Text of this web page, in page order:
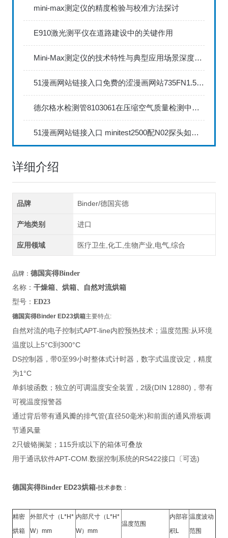
mini-max测定仪的精度检验与校准方法探讨
E910激光测平仪在道路建设中的关键作用
Mini-Max测定仪的技术特性与典型应用场景深度解读
51漫画网站链接入口免费的涩漫画网站735FN1.5正确的校准步骤
德尔格水检测管8103061在压缩空气质量检测中的应用
51漫画网站链接入口 minitest2500配N02探头如何两点校准？
详细介绍
品牌 Binder/德国宾德
产地类别 进口
应用领域 医疗卫生,化工,生物产业,电气,综合
品牌： 德国宾得Binder
名称： 干燥箱、烘箱、自然对流烘箱
型号： ED23
德国宾得Binder ED23烘箱主要特点:
自然对流的电子控制式APT-line内腔预热技术；温度范围:从环境
温度以上5°C到300°C
DS控制器，带0至99小时整体式计时器，数字式温度设定，精度
为1°C
单斜坡函数；独立的可调温度安全装置，2级(DIN 12880)，带有
可视温度报警器
通过背后带有通风瓣的排气管(直径50毫米)和前面的通风滑板调
节通风量
2只镀铬搁架；115升或以下的箱体可叠放
用于通讯软件APT-COM.数据控制系统的RS422接口〔可选)
德国宾得BinderED23烘箱-技术参数：
精密
烘箱
外部尺寸（L*H*
W）mm
内部尺寸（L*H*
W）mm
温度范围
内部容
积L
温度波动
范围